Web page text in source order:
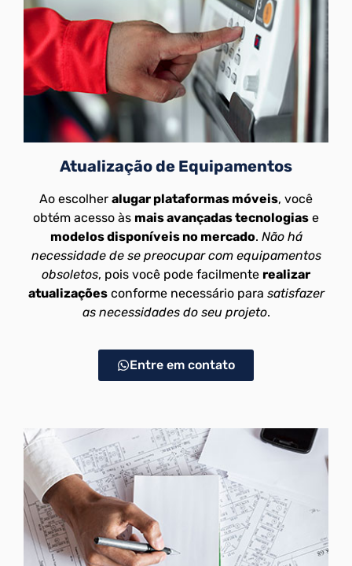
Atualização de Equipamentos
Ao escolher alugar plataformas móveis, você
obtém acesso às mais avançadas tecnologias e
modelos disponíveis no mercado. Não há
necessidade de se preocupar com equipamentos
obsoletos, pois você pode facilmente realizar
atualizaçõesconforme necessário para satisfazer
as necessidades do seu projeto.
Entre em contato